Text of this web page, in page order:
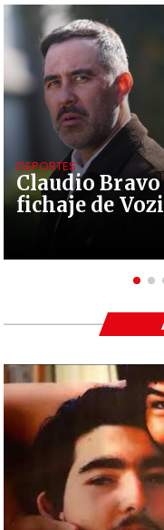
Claudio
fichaje de
DEPORTES